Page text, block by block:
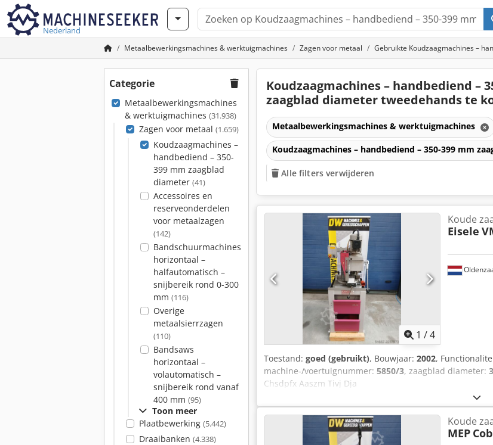
Nederland
Metaalbewerkingsmachines & werktuigmachines Zagen voor metaal Gebruikte Koudzaagmachines –
Categorie
Metaalbewerkingsmachines
& werktuigmachines (31.938)
Zagen voor metaal (1.659)
Koudzaagmachines –
handbediend – 350-
399 mm zaagblad
diameter (41)
Accessoires en
reserveonderdelen
voor metaalzagen
(142)
Bandschuurmachines
horizontaal –
halfautomatisch –
snijbereik rond 0-300
mm (116)
Overige
metaalsierrzagen
(110)
Bandsaws
horizontaal –
volautomatisch –
snijbereik rond vanaf
400 mm (95)
Toon meer
Plaatbewerking (5.442)
Draaibanken (4.338)
Koudzaagmachines – handbediend –
zaagblad diameter tweedehands te
Metaalbewerkingsmachines & werktuigmachines
Koudzaagmachines – handbediend – 350-399 mm
Alle filters verwijderen
1 /4
Koude
Eisele
Toestand: goed (gebruikt), Bouwjaar: 2002,
machine-/voertuignummer: 5850/3, zaagblad diameter:
Chsdpfx Aaszm Tivj Dja
Koude
MEP